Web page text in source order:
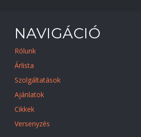
NAVIGÁCIÓ
Rólunk
Árlista
Szolgáltatások
Ajánlatok
Cikkek
Versenyzés